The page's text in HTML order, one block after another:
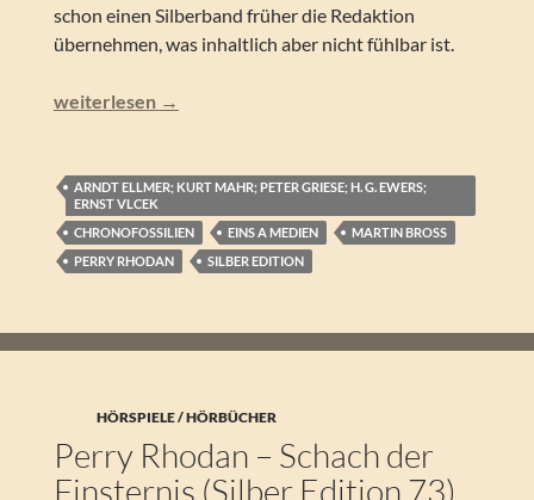
schon einen Silberband früher die Redaktion
übernehmen, was inhaltlich aber nicht fühlbar ist.
Perry Rhodan – Im Garten der ESTARTU (Silber Edition
weiterlesen →
ARNDT ELLMER; KURT MAHR; PETER GRIESE; H. G. EWERS;
ERNST VLCEK
CHRONOFOSSILIEN
EINS A MEDIEN
MARTIN BROSS
PERRY RHODAN
SILBER EDITION
HÖRSPIELE / HÖRBÜCHER
Perry Rhodan – Schach der
Finsternis (Silber Edition 73)